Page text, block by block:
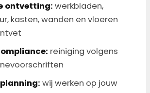
ontvetting: werkbladen,
kasten, wanden en vloeren
reiniging volgens
wij werken op jouw